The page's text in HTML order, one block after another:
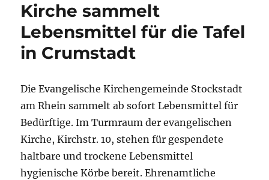
Kirche sammelt
Lebensmittel für die Tafel
in Crumstadt
Die Evangelische Kirchengemeinde Stockstadt
am Rhein sammelt ab sofort Lebensmittel für
Bedürftige. Im Turmraum der evangelischen
Kirche, Kirchstr. 10, stehen für gespendete
haltbare und trockene Lebensmittel
hygienische Körbe bereit. Ehrenamtliche